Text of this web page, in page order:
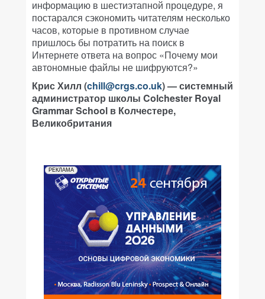
информацию в шестиэтапной процедуре, я
постарался сэкономить читателям несколько
часов, которые в противном случае
пришлось бы потратить на поиск в
Интернете ответа на вопрос «Почему мои
автономные файлы не шифруются?»
Крис Хилл (chill@crgs.co.uk) — системный
администратор школы Colchester Royal
Grammar School в Колчестере,
Великобритания
РЕКЛАМА